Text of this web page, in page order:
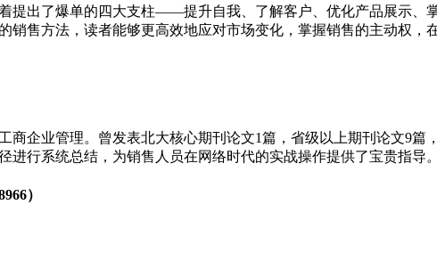
提出了爆单的四大支柱——提升自我、了解客户、优化产品展示、
售方法，读者能够更高效地应对市场变化，掌握销售的主动权，
商企业管理。曾发表北大核心期刊论文1篇，省级以上期刊论文9
行系统总结，为销售人员在网络时代的实战操作提供了宝贵指导。
）